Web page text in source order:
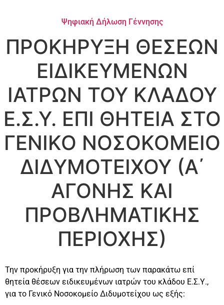
Ψηφιακή Δήλωση Γέννησης
ΠΡΟΚΗΡΥΞΗ ΘΕΣΕΩΝ
ΕΙΔΙΚΕΥΜΕΝΩΝ
ΙΑΤΡΩΝ ΤΟΥ ΚΛΑΔΟΥ
Ε.Σ.Υ. ΕΠΙ ΘΗΤΕΙΑ ΣΤΟ
ΓΕΝΙΚΟ ΝΟΣΟΚΟΜΕΙΟ
ΔΙΔΥΜΟΤΕΙΧΟΥ (Α΄
ΑΓΟΝΗΣ ΚΑΙ
ΠΡΟΒΛΗΜΑΤΙΚΗΣ
ΠΕΡΙΟΧΗΣ)
Την προκήρυξη για την πλήρωση των παρακάτω επί
θητεία θέσεων ειδικευμένων ιατρών του κλάδου Ε.Σ.Υ.,
για το Γενικό Νοσοκομείο Διδυμοτείχου ως εξής: